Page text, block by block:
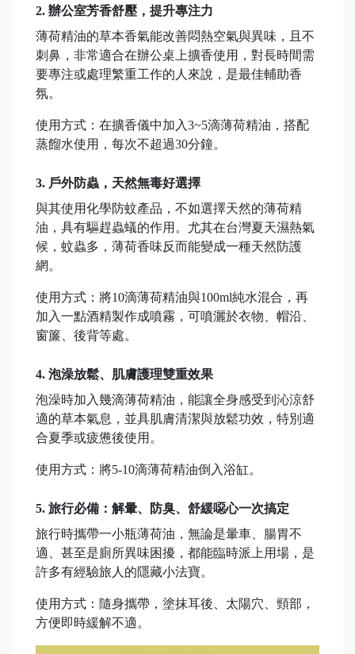
2. 辦公室芳香舒壓，提升專注力
薄荷精油的草本香氣能改善悶熱空氣與異味，且不
刺鼻，非常適合在辦公桌上擴香使用，對長時間需
要專注或處理繁重工作的人來說，是最佳輔助香
氛。
使用方式：在擴香儀中加入3~5滴薄荷精油，搭配
蒸餾水使用，每次不超過30分鐘。
3. 戶外防蟲，天然無毒好選擇
與其使用化學防蚊產品，不如選擇天然的薄荷精
油，具有驅趕蟲蟻的作用。尤其在台灣夏天濕熱氣
候，蚊蟲多，薄荷香味反而能變成一種天然防護
網。
使用方式：將10滴薄荷精油與100ml純水混合，再
加入一點酒精製作成噴霧，可噴灑於衣物、帽沿、
窗簾、後背等處。
4. 泡澡放鬆、肌膚護理雙重效果
泡澡時加入幾滴薄荷精油，能讓全身感受到沁涼舒
適的草本氣息，並具肌膚清潔與放鬆功效，特別適
合夏季或疲憊後使用。
使用方式：將5-10滴薄荷精油倒入浴缸。
5. 旅行必備：解暈、防臭、舒緩噁心一次搞定
旅行時攜帶一小瓶薄荷油，無論是暈車、腸胃不
適、甚至是廁所異味困擾，都能臨時派上用場，是
許多有經驗旅人的隱藏小法寶。
使用方式：隨身攜帶，塗抹耳後、太陽穴、頸部，
方便即時緩解不適。